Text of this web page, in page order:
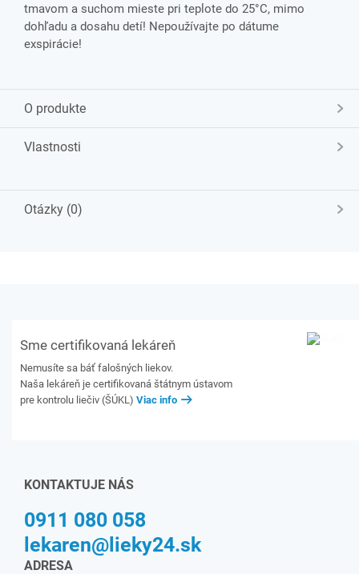
tmavom a suchom mieste pri teplote do 25°C, mimo
dohľadu a dosahu detí! Nepoužívajte po dátume
exspirácie!
O produkte
Vlastnosti
Otázky (0)
Sme certifikovaná lekáreň
Nemusíte sa báť falošných liekov.
Naša lekáreň je certifikovaná štátnym ústavom
pre kontrolu liečiv (ŠÚKL) Viac info
KONTAKTUJE NÁS
0911 080 058
lekaren@lieky24.sk
ADRESA